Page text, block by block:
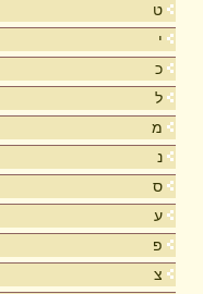
ט
י
כ
ל
מ
נ
ס
ע
פ
צ